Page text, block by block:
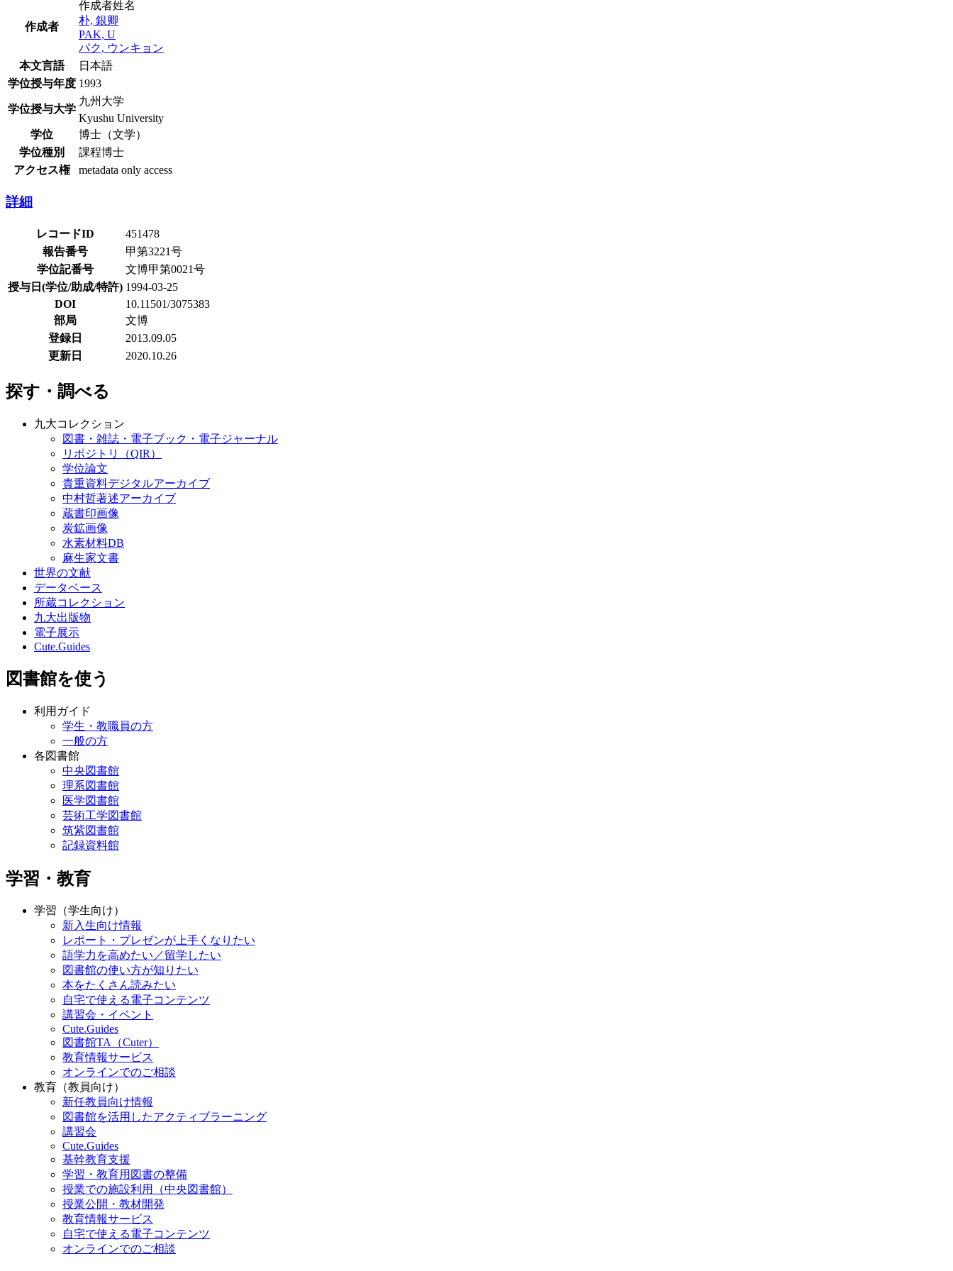
作成者
作成者姓名
朴, 銀卿
PAK, U
パク, ウンキョン
本文言語
日本語
学位授与年度 1993
学位授与大学
九州大学
Kyushu University
学位
博士（文学）
学位種別
課程博士
アクセス権
metadata only access
詳細
レコードID
451478
報告番号
甲第3221号
学位記番号
文博甲第0021号
授与日(学位/助成/特許) 1994-03-25
DOI
10.11501/3075383
部局
文博
登録日
2013.09.05
更新日
2020.10.26
探す・調べる
九大コレクション
図書・雑誌・電子ブック・電子ジャーナル
リポジトリ（QIR）
学位論文
貴重資料デジタルアーカイブ
中村哲著述アーカイブ
蔵書印画像
炭鉱画像
水素材料DB
麻生家文書
世界の文献
データベース
所蔵コレクション
九大出版物
電子展示
Cute.Guides
図書館を使う
利用ガイド
学生・教職員の方
一般の方
各図書館
中央図書館
理系図書館
医学図書館
芸術工学図書館
筑紫図書館
記録資料館
学習・教育
学習（学生向け）
新入生向け情報
レポート・プレゼンが上手くなりたい
語学力を高めたい／留学したい
図書館の使い方が知りたい
本をたくさん読みたい
自宅で使える電子コンテンツ
講習会・イベント
Cute.Guides
図書館TA（Cuter）
教育情報サービス
オンラインでのご相談
教育（教員向け）
新任教員向け情報
図書館を活用したアクティブラーニング
講習会
Cute.Guides
基幹教育支援
学習・教育用図書の整備
授業での施設利用（中央図書館）
授業公開・教材開発
教育情報サービス
自宅で使える電子コンテンツ
オンラインでのご相談